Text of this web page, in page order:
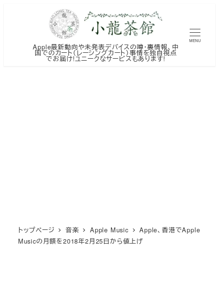
Apple最新動向や未発表デバイスの噂・裏情報、中
国でのカート（レーシングカート）事情を独自視点
でお届け!ユニークなサービスもあります!
MENU
トップページ 音楽 Apple Music
Apple、香港でApple
Musicの月額を2018年2月25日から値上げ